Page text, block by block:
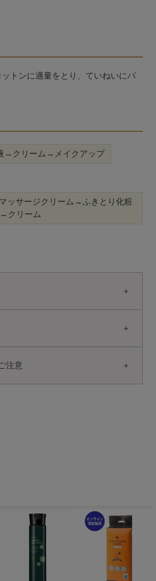
トンに適量をとり、ていねいにパ
→クリーム→メイクアップ
ッサージクリーム→ふきとり化粧
クリーム
注意